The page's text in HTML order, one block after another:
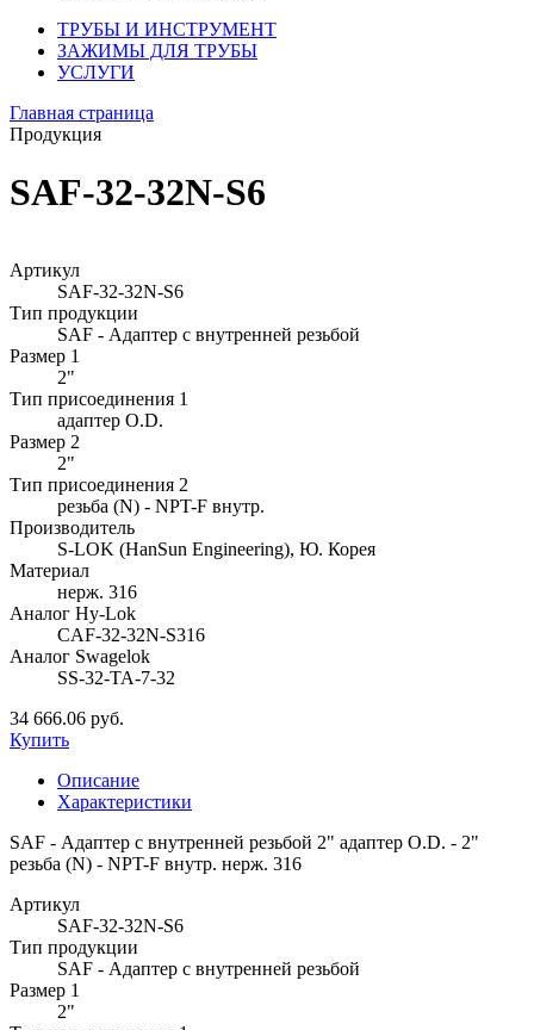
ТРУБЫ И ИНСТРУМЕНТ
ЗАЖИМЫ ДЛЯ ТРУБЫ
УСЛУГИ
Главная страница
Продукция
SAF-32-32N-S6
Артикул
SAF-32-32N-S6
Тип продукции
SAF - Адаптер с внутренней резьбой
Размер 1
2"
Тип присоединения 1
адаптер O.D.
Размер 2
2"
Тип присоединения 2
резьба (N) - NPT-F внутр.
Производитель
S-LOK (HanSun Engineering), Ю. Корея
Материал
нерж. 316
Аналог Hy-Lok
CAF-32-32N-S316
Аналог Swagelok
SS-32-TA-7-32
34 666.06 руб.
Купить
Описание
Характеристики
SAF - Адаптер с внутренней резьбой 2" адаптер O.D. - 2"
резьба (N) - NPT-F внутр. нерж. 316
Артикул
SAF-32-32N-S6
Тип продукции
SAF - Адаптер с внутренней резьбой
Размер 1
2"